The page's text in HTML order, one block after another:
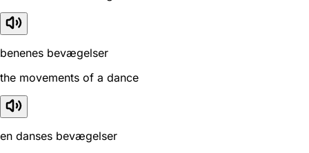
benenes bevægelser
the movements of a dance
en danses bevægelser